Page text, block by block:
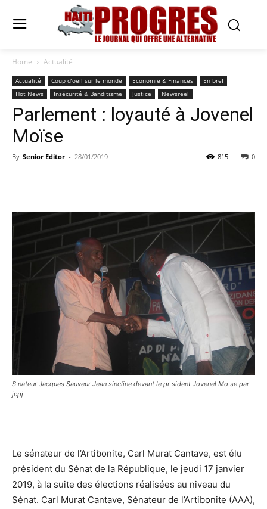
Home Actualité
Actualité Coup d’oeil sur le monde Economie & Finances
En bref
Hot News
Insécurité & Banditisme Justice Newsreel
Parlement : loyauté à Jovenel
Moïse
By Senior Editor - 28/01/2019 0
815
S nateur Jacques Sauveur Jean sincline devant le pr sident Jovenel Mo se par
jcpj
Le sénateur de l’Artibonite, Carl Murat Cantave, est élu
président du Sénat de la République, le jeudi 17 janvier
2019, à la suite des élections réalisées au niveau du
Sénat. Carl Murat Cantave, Sénateur de l’Artibonite (AAA),